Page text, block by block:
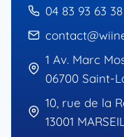
04 83 93 63 38
1 Av. Marc
06700 Saint-
10, rue de la
13001